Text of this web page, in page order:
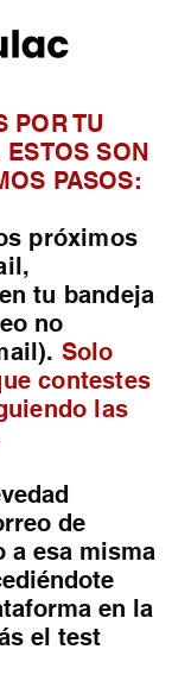
POR TU
SON
PASOS:
próximos
tu bandeja
no
Solo
contestes
las
de
a esa misma
en la
el test